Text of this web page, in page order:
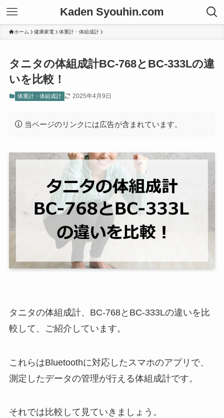
Kaden Syouhin.com
ホーム 健康家電 体重計・体組成計
タニタの体組成計BC-768とBC-333Lの違
いを比較！
体重計・体組成計 2025年4月9日
当ページのリンクには広告が含まれています。
タニタの体組成計、BC-768とBC-333Lの違いを比
較して、ご紹介しています。
これらはBluetoothに対応したスマホのアプリで、
測定したデータの管理が行える体組成計です。
それでは比較して見ていきましょう。